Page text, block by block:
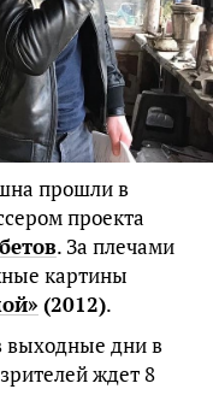
прошли в
проекта
. За плечами
картины
(2012).
выходные дни в
ждет 8